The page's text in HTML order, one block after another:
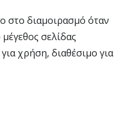
στο διαμοιρασμό όταν
σελίδας
χρήση, διαθέσιμο για